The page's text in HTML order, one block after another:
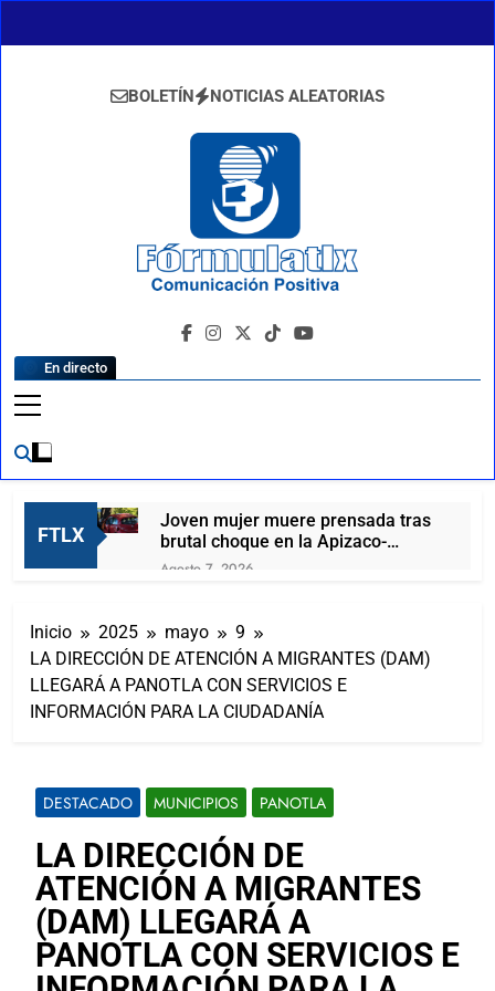
BOLETÍN NOTICIAS ALEATORIAS
En directo
FormulaTlx
Comunicación Positiva
FTLX
Joven mujer muere prensada tras
brutal choque en la Apizaco-
Tlaxco
Agosto 7, 2026
DE FERIAS 2026: LA FLOR
TLAXCALTECA”
Agosto 7, 2026
Carlos Augusto Pérez Hernández
reafirma su compromiso con la
capital de Tlaxcala a través del
Agosto 7, 2026
Agosto 7, 2026
¡San Lorenzo Soltepec tiene
buenas noticias!
Agosto 7, 2026
Ganadero se contagia de gusano
barrenador; las autoridades al
pendiente del caso
Agosto 6, 2026
Inaugura Alcalde De Tlaxcala
Rehabilitación De La Cancha Blas
Inicio 2025 mayo
9
LA DIRECCIÓN DE ATENCIÓN A MIGRANTES (DAM)
LLEGARÁ A PANOTLA CON SERVICIOS E
INFORMACIÓN PARA LA CIUDADANÍA
DESTACADO MUNICIPIOS PANOTLA
LA DIRECCIÓN DE
ATENCIÓN A MIGRANTES
(DAM) LLEGARÁ A
PANOTLA CON SERVICIOS E